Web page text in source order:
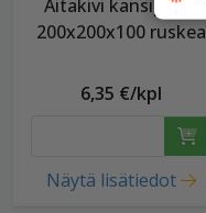
Aitakivi kansipääty
200x200x100 ruskea
6,35 €/kpl
Näytä lisätiedot